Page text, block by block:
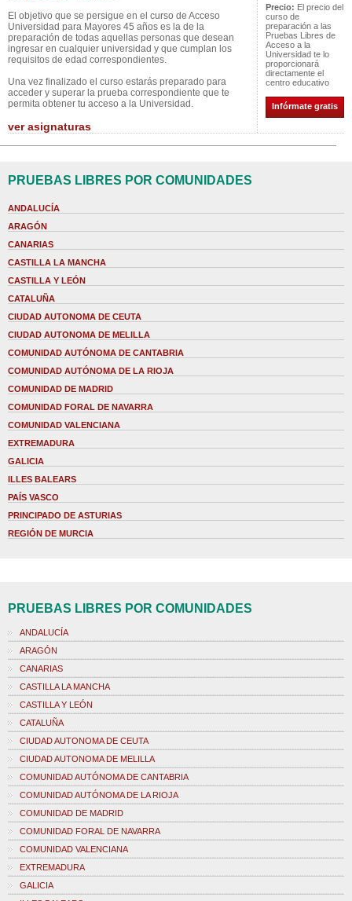
El objetivo que se persigue en el curso de Acceso
Universidad para Mayores 45 años es la de la
preparación de todas aquellas personas que desean
ingresar en cualquier universidad y que cumplan los
requisitos de edad correspondientes.
Una vez finalizado el curso estarás preparado para
acceder y superar la prueba correspondiente que te
permita obtener tu acceso a la Universidad.
ver asignaturas
Precio: El precio del
curso de
preparación a las
Pruebas Libres de
Acceso a la
Universidad te lo
proporcionará
directamente el
centro educativo
Infórmate gratis
PRUEBAS LIBRES POR COMUNIDADES
ANDALUCÍA
ARAGÓN
CANARIAS
CASTILLA LA MANCHA
CASTILLA Y LEÓN
CATALUÑA
CIUDAD AUTONOMA DE CEUTA
CIUDAD AUTONOMA DE MELILLA
COMUNIDAD AUTÓNOMA DE CANTABRIA
COMUNIDAD AUTÓNOMA DE LA RIOJA
COMUNIDAD DE MADRID
COMUNIDAD FORAL DE NAVARRA
COMUNIDAD VALENCIANA
EXTREMADURA
GALICIA
ILLES BALEARS
PAÍS VASCO
PRINCIPADO DE ASTURIAS
REGIÓN DE MURCIA
PRUEBAS LIBRES POR COMUNIDADES
ANDALUCÍA
ARAGÓN
CANARIAS
CASTILLA LA MANCHA
CASTILLA Y LEÓN
CATALUÑA
CIUDAD AUTONOMA DE CEUTA
CIUDAD AUTONOMA DE MELILLA
COMUNIDAD AUTÓNOMA DE CANTABRIA
COMUNIDAD AUTÓNOMA DE LA RIOJA
COMUNIDAD DE MADRID
COMUNIDAD FORAL DE NAVARRA
COMUNIDAD VALENCIANA
EXTREMADURA
GALICIA